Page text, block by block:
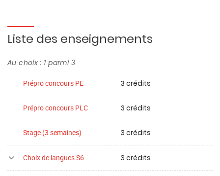
Liste des enseignements
Au choix : 1 parmi 3
Prépro concours PE 3 crédits
Prépro concours PLC 3 crédits
Stage (3 semaines) 3 crédits
Choix de langues S6 3 crédits